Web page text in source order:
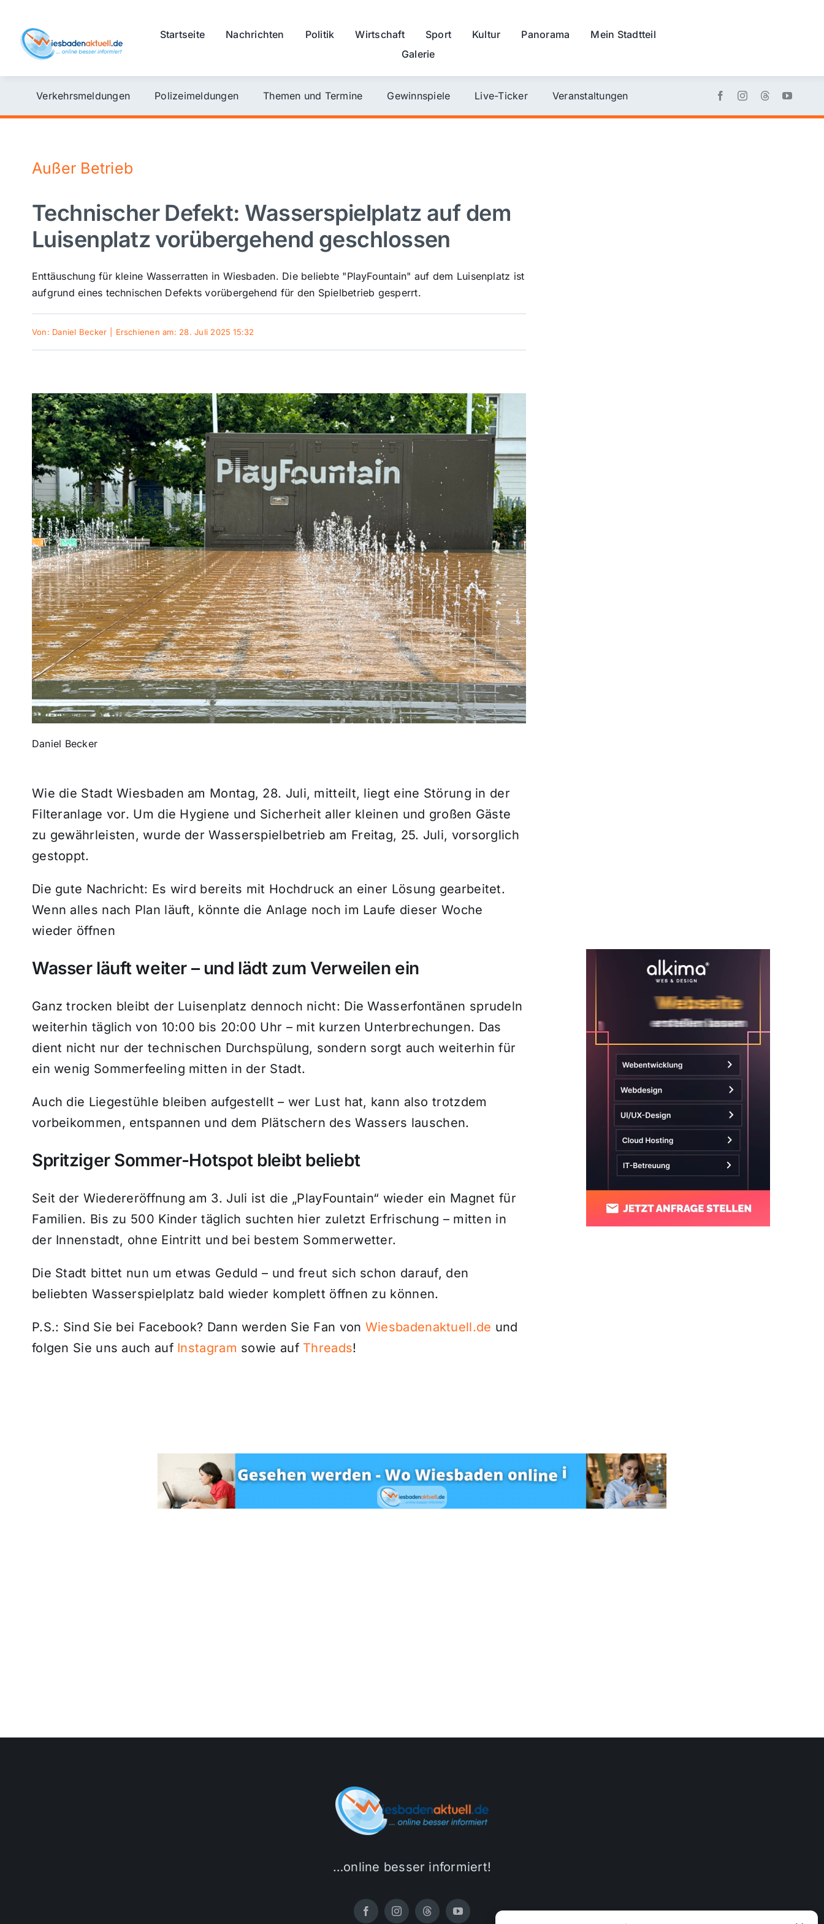
content
Startseite Nachrichten Politik Wirtschaft Sport Kultur Panorama
Mein Stadtteil
Galerie
Verkehrsmeldungen Polizeimeldungen Themen und Termine Gewinnspiele Live-Ticker Veranstaltungen
Außer Betrieb
Technischer Defekt: Wasserspielplatz auf dem
Luisenplatz vorübergehend geschlossen
Enttäuschung für kleine Wasserratten in Wiesbaden. Die beliebte "PlayFountain" auf dem Luisenplatz ist
aufgrund eines technischen Defekts vorübergehend für den Spielbetrieb gesperrt.
Von: Daniel Becker Erschienen am: 28. Juli 2025 15:32
Daniel Becker
Wie die Stadt Wiesbaden am Montag, 28. Juli, mitteilt, liegt eine Störung in der
Filteranlage vor. Um die Hygiene und Sicherheit aller kleinen und großen Gäste
zu gewährleisten, wurde der Wasserspielbetrieb am Freitag, 25. Juli, vorsorglich
gestoppt.
Die gute Nachricht: Es wird bereits mit Hochdruck an einer Lösung gearbeitet.
Wenn alles nach Plan läuft, könnte die Anlage noch im Laufe dieser Woche
wieder öffnen
Wasser läuft weiter – und lädt zum Verweilen ein
Ganz trocken bleibt der Luisenplatz dennoch nicht: Die Wasserfontänen sprudeln
weiterhin täglich von 10:00 bis 20:00 Uhr – mit kurzen Unterbrechungen. Das
dient nicht nur der technischen Durchspülung, sondern sorgt auch weiterhin für
ein wenig Sommerfeeling mitten in der Stadt.
Auch die Liegestühle bleiben aufgestellt – wer Lust hat, kann also trotzdem
vorbeikommen, entspannen und dem Plätschern des Wassers lauschen.
Spritziger Sommer-Hotspot bleibt beliebt
Seit der Wiedereröffnung am 3. Juli ist die „PlayFountain“ wieder ein Magnet für
Familien. Bis zu 500 Kinder täglich suchten hier zuletzt Erfrischung – mitten in
der Innenstadt, ohne Eintritt und bei bestem Sommerwetter.
Die Stadt bittet nun um etwas Geduld – und freut sich schon darauf, den
beliebten Wasserspielplatz bald wieder komplett öffnen zu können.
P.S.: Sind Sie bei Facebook? Dann werden Sie Fan von Wiesbadenaktuell.de und
folgen Sie uns auch auf Instagram sowie auf Threads!
…online besser informiert!